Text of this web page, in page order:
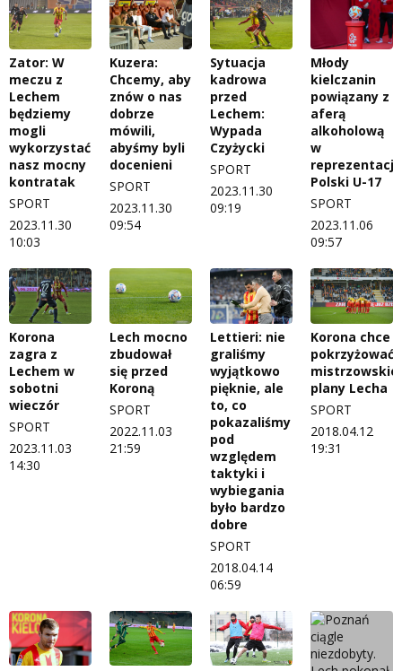
Zator: W
meczu z
Lechem
będziemy
mogli
wykorzystać
nasz mocny
kontratak
SPORT
2023.11.30
10:03
Kuzera:
Chcemy, aby
znów o nas
dobrze
mówili,
abyśmy byli
docenieni
SPORT
2023.11.30
09:54
Sytuacja
kadrowa
przed
Lechem:
Wypada
Czyżycki
SPORT
2023.11.30
09:19
Młody
kielczanin
powiązany z
aferą
alkoholową
w
reprezentacji
Polski U-17
SPORT
2023.11.06
09:57
Korona
zagra z
Lechem w
sobotni
wieczór
SPORT
2023.11.03
14:30
Lech mocno
zbudował
się przed
Koroną
SPORT
2022.11.03
21:59
Lettieri: nie
graliśmy
wyjątkowo
pięknie, ale
to, co
pokazaliśmy
pod
względem
taktyki i
wybiegania
było bardzo
dobre
SPORT
2018.04.14
06:59
Korona chce
pokrzyżować
mistrzowskie
plany Lecha
SPORT
2018.04.12
19:31